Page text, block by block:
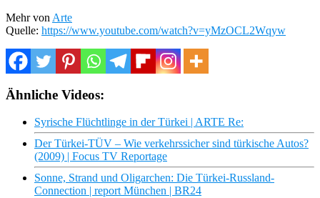
Mehr von Arte
Quelle: https://www.youtube.com/watch?v=yMzOCL2Wqyw
Ähnliche Videos:
Syrische Flüchtlinge in der Türkei | ARTE Re:
Der Türkei-TÜV – Wie verkehrssicher sind türkische Autos?
(2009) | Focus TV Reportage
Sonne, Strand und Oligarchen: Die Türkei-Russland-
Connection | report München | BR24